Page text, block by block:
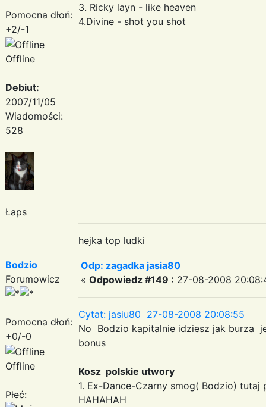
Pomocna dłoń:
+2/-1
Offline
Debiut:
2007/11/05
Wiadomości:
528
Łaps
3. Ricky layn - like heaven
4.Divine - shot you shot
hejka top ludki
Bodzio
Forumowicz
Pomocna dłoń:
+0/-0
Offline
Płeć:
Odp: zagadka jasia80
« Odpowiedz #149 : 27-08-2008
Cytat: jasiu80 27-08-2008 20:08:55
No Bodzio kapitalnie idziesz jak burza
bonus
Kosz polskie utwory
1. Ex-Dance-Czarny smog( Bodzio) tutaj
HAHAHAH